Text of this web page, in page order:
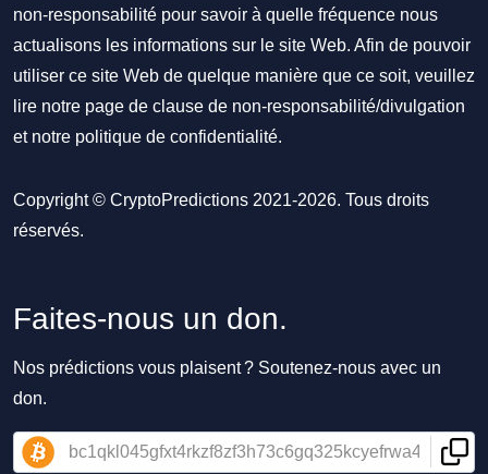
non-responsabilité pour savoir à quelle fréquence nous
actualisons les informations sur le site Web. Afin de pouvoir
utiliser ce site Web de quelque manière que ce soit, veuillez
lire notre page de clause de non-responsabilité/divulgation
et notre politique de confidentialité.
Copyright © CryptoPredictions 2021-2026. Tous droits
réservés.
Faites-nous un don.
Nos prédictions vous plaisent ? Soutenez-nous avec un
don.